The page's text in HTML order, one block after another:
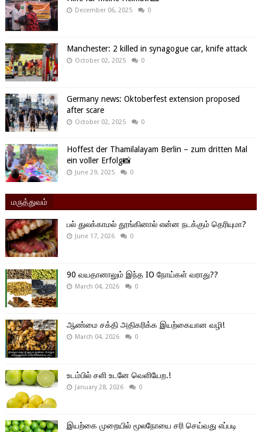
December 06, 2025 0
Manchester: 2 killed in synagogue car, knife attack
October 02, 2025 0
Germany news: Oktoberfest extension proposed
after scare
October 02, 2025 0
Hoffest der Thamilalayam Berlin – zum dritten Mal
ein voller Erfolg📸
June 29, 2025 0
மருத்துவம்
பல் துலக்காமல் தூங்கினால் என்ன நடக்கும் தெரியுமா?
June 17, 2026 0
90 வயதானாலும் இந்த IO நோய்கள் வராது??
March 04, 2026 0
ஆண்மை சக்தி அதிகரிக்க இயற்கையான வழி!
March 04, 2026 0
உடம்பில் சளி உடனே வெளியேற.!
January 28, 2026 0
இயற்கை முறையில் மூலநோயை சரி செய்வது எப்படி